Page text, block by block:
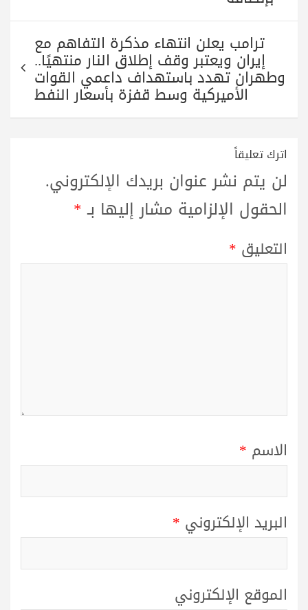
ترامب يعلن انتهاء مذكرة التفاهم مع
إيران ويعتبر وقف إطلاق النار منتهيًا..
وطهران تهدد باستهداف داعمي القوات
الأميركية وسط قفزة بأسعار النفط
اترك تعليقاً
لن يتم نشر عنوان بريدك الإلكتروني.
الحقول الإلزامية مشار إليها بـ*
التعليق *
الاسم *
البريد الإلكتروني *
الموقع الإلكتروني